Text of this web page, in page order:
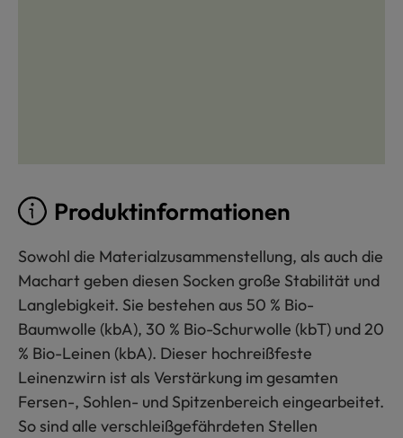
Produktinformationen
Sowohl die Materialzusammenstellung, als auch die
Machart geben diesen Socken große Stabilität und
Langlebigkeit. Sie bestehen aus 50 % Bio-
Baumwolle (kbA), 30 % Bio-Schurwolle (kbT) und 20
% Bio-Leinen (kbA). Dieser hochreißfeste
Leinenzwirn ist als Verstärkung im gesamten
Fersen-, Sohlen- und Spitzenbereich eingearbeitet.
So sind alle verschleißgefährdeten Stellen